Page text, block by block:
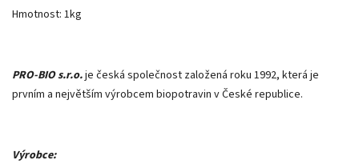
Hmotnost: 1kg
PRO-BIO s.r.o.je česká společnost založená roku 1992, která je
prvním a největším výrobcem biopotravin v České republice.
Výrobce: